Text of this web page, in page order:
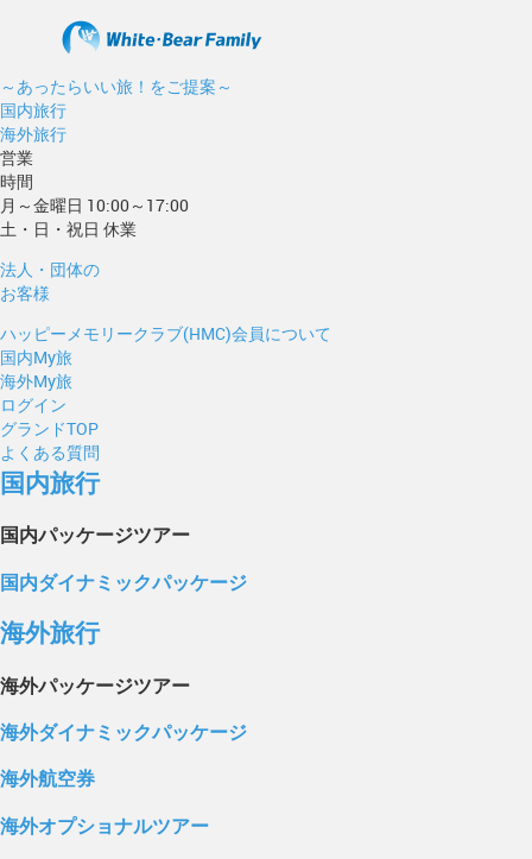
～あったらいい旅！をご提案～
国内旅行
海外旅行
営業
時間
月～金曜日 10:00～17:00
土・日・祝日 休業
法人・団体の
お客様
ハッピーメモリークラブ(HMC)会員について
国内My旅
海外My旅
ログイン
グランドTOP
よくある質問
国内旅行
国内パッケージツアー
国内ダイナミックパッケージ
海外旅行
海外パッケージツアー
海外ダイナミックパッケージ
海外航空券
海外オプショナルツアー